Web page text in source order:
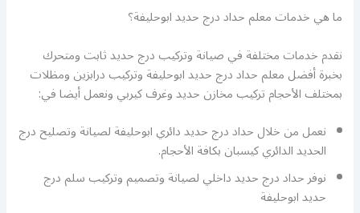
ما هي خدمات معلم حداد درج حديد ابوحليفة؟
نقدم خدمات مختلفة في صيانة وتركيب درج حديد ثابت ومتحرك
بخبرة أفضل معلم حداد درج حديد ابوحليفة وتركيب درابزين ومظلات
بمختلف الأحجام تركيب مخازن حديد وغرف كيربي ونعمل أيضا في:
نعمل من خلال حداد درج حديد دائري ابوحليفة لصيانة وتصليح درج
الحديد الدائري كيسبان بكافة الأحجام.
نوفر حداد درج حديد داخلي لصيانة وتصميم وتركيب سلم درج
حديد ابوحليفة